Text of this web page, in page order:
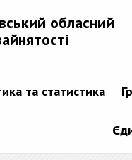
обласний
та статистика